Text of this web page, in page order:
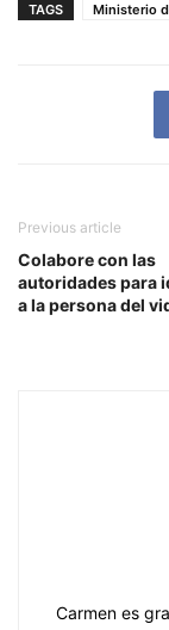
TAGS Ministerio
Previous article
Colabore con las
autoridades para
a la persona del
Carmen es